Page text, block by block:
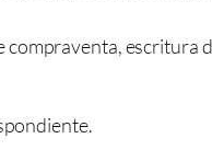
escritura